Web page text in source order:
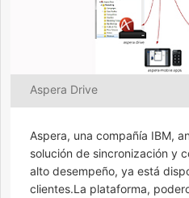
Aspera Drive
Aspera, una compañía IBM,
solución de sincronización y
alto desempeño, ya está
clientes.La plataforma,